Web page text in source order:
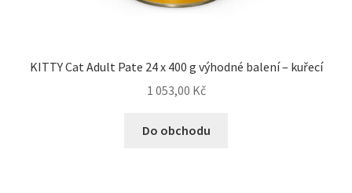
KITTY Cat Adult Pate 24 x 400 g výhodné balení – kuřecí
1 053,00 Kč
Do obchodu